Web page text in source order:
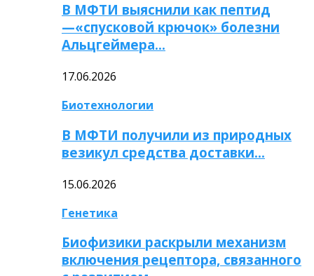
В МФТИ выяснили как пептид
—«спусковой крючок» болезни
Альцгеймера…
17.06.2026
Биотехнологии
В МФТИ получили из природных
везикул средства доставки…
15.06.2026
Генетика
Биофизики раскрыли механизм
включения рецептора, связанного